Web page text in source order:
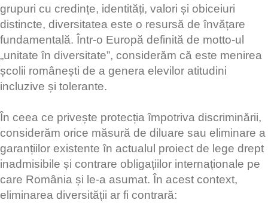
grupuri cu credințe, identități, valori și obiceiuri
distincte, diversitatea este o resursă de învățare
fundamentală. Într-o Europă definită de motto-ul
„unitate în diversitate”, considerăm că este menirea
școlii românești de a genera elevilor atitudini
incluzive și tolerante.
În ceea ce privește protecția împotriva discriminării,
considerăm orice măsură de diluare sau eliminare a
garanțiilor existente în actualul proiect de lege drept
inadmisibile și contrare obligațiilor internaționale pe
care România și le-a asumat. În acest context,
eliminarea diversității ar fi contrară: